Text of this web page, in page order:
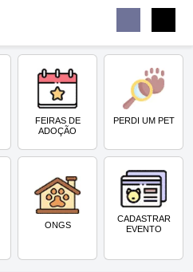
FEIRAS DE
ADOÇÃO
PERDI UM PET
ONGS
CADASTRAR
EVENTO